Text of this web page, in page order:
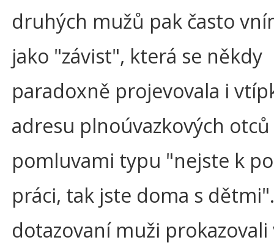
druhých mužů pak často
jako "závist", která se někdy
paradoxně projevovala i
adresu plnoúvazkových
pomluvami typu "nejste k
práci, tak jste doma s
dotazovaní muži